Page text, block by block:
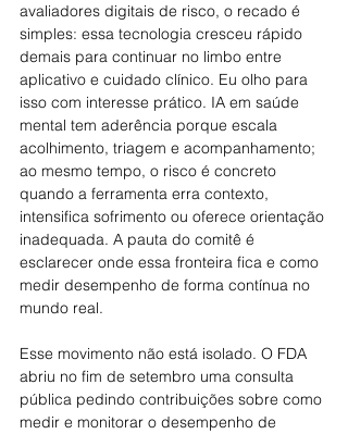
avaliadores digitais de risco, o recado é
simples: essa tecnologia cresceu rápido
demais para continuar no limbo entre
aplicativo e cuidado clínico. Eu olho para
isso com interesse prático. IA em saúde
mental tem aderência porque escala
acolhimento, triagem e acompanhamento;
ao mesmo tempo, o risco é concreto
quando a ferramenta erra contexto,
intensifica sofrimento ou oferece orientação
inadequada. A pauta do comitê é
esclarecer onde essa fronteira fica e como
medir desempenho de forma contínua no
mundo real.
Esse movimento não está isolado. O FDA
abriu no fim de setembro uma consulta
pública pedindo contribuições sobre como
medir e monitorar o desempenho de